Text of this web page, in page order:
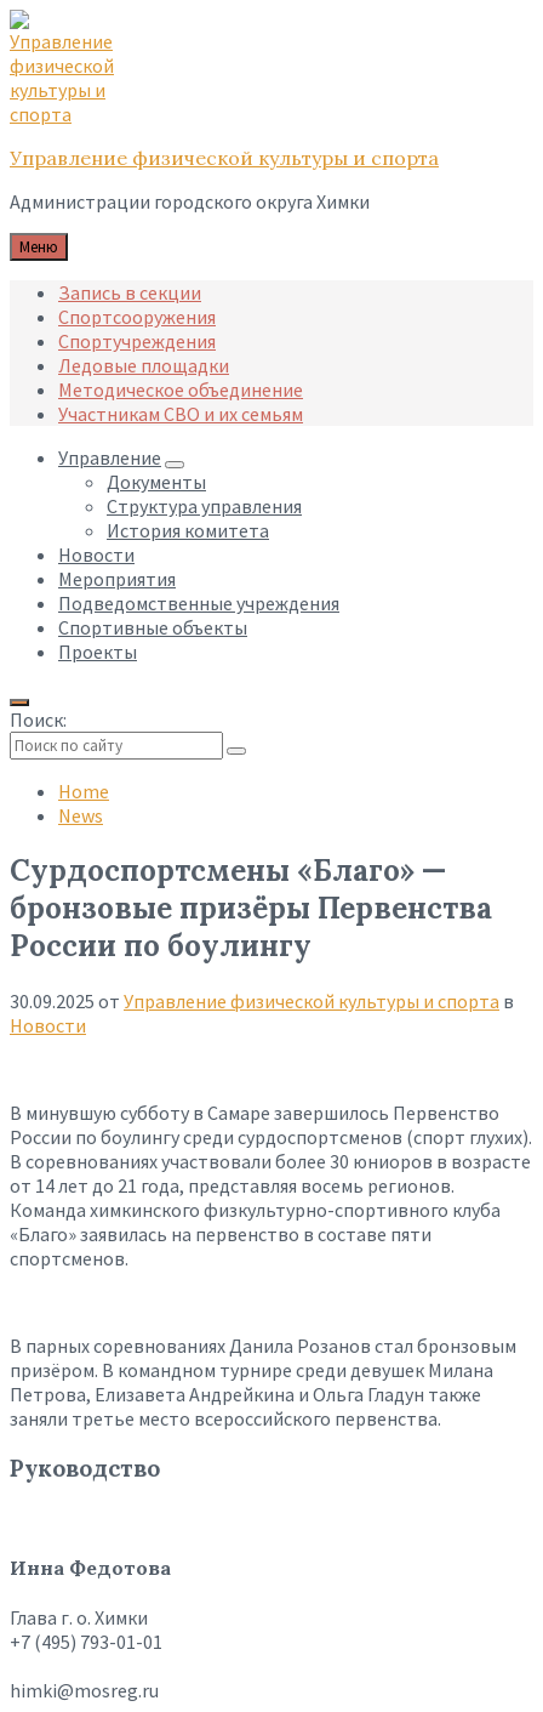
Skip
to
content
Skip
to
main
navigation
Skip
to
footer
Управление физической культуры и спорта
Администрации городского округа Химки
Меню
Запись в секции
Спортсооружения
Спортучреждения
Ледовые площадки
Методическое объединение
Участникам СВО и их семьям
Управление
Документы
Структура управления
История комитета
Новости
Мероприятия
Подведомственные учреждения
Спортивные объекты
Проекты
Поиск:
search
Home
News
Сурдоспортсмены «Благо» —
бронзовые призёры Первенства
России по боулингу
30.09.2025 от Управление физической культуры и спорта в
Новости
В минувшую субботу в Самаре завершилось Первенство
России по боулингу среди сурдоспортсменов (спорт глухих).
В соревнованиях участвовали более 30 юниоров в возрасте
от 14 лет до 21 года, представляя восемь регионов.
Команда химкинского физкультурно-спортивного клуба
«Благо» заявилась на первенство в составе пяти
спортсменов.
В парных соревнованиях Данила Розанов стал бронзовым
призёром. В командном турнире среди девушек Милана
Петрова, Елизавета Андрейкина и Ольга Гладун также
заняли третье место всероссийского первенства.
Руководство
Инна Федотова
Глава г. о. Химки
+7 (495) 793-01-01
himki@mosreg.ru